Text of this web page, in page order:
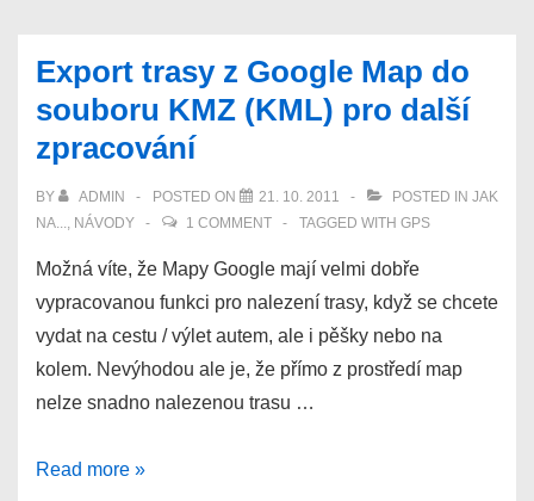
Export trasy z Google Map do
souboru KMZ (KML) pro další
zpracování
BY ADMIN POSTED ON 21. 10. 2011 POSTED IN JAK
NA..., NÁVODY 1 COMMENT TAGGED WITH GPS
Možná víte, že Mapy Google mají velmi dobře
vypracovanou funkci pro nalezení trasy, když se chcete
vydat na cestu / výlet autem, ale i pěšky nebo na
kolem. Nevýhodou ale je, že přímo z prostředí map
nelze snadno nalezenou trasu …
Export
Read more »